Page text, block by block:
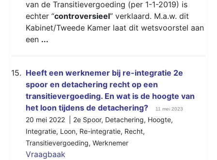
van de Transitievergoeding (per 1-1-2019) is
echter “controversieel” verklaard. M.a.w. dit
Kabinet/Tweede Kamer laat dit wetsvoorstel aan
een ...
15. Heeft een werknemer bij re-integratie 2e
spoor en detachering recht op een
transitievergoeding. En wat is de hoogte van
het loon tijdens de detachering?
11 mei 2023
20 mei 2022 | 2e Spoor, Detachering, Hoogte,
Integratie, Loon, Re-integratie, Recht,
Transitievergoeding, Werknemer
Vraagbaak